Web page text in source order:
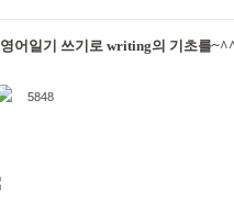
영어일기 쓰기로 writing의 기초를
5848